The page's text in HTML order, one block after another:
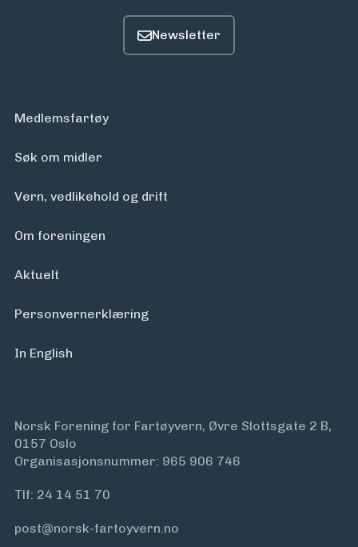
Medlemsfartøy
Søk om midler
Vern, vedlikehold og drift
Om foreningen
Aktuelt
Personvern­erklæring
In English
Norsk Forening for Fartøyvern, Øvre Slottsgate 2 B,
0157 Oslo
Organisasjonsnummer: 965 906 746
Tlf: 24 14 51 70
post@norsk-fartoyvern.no